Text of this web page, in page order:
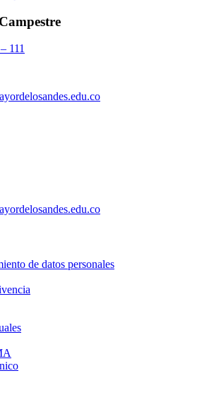
111
de datos personales